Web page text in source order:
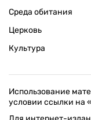
Среда обитания
Церковь
Культура
Использование
условии ссылки на